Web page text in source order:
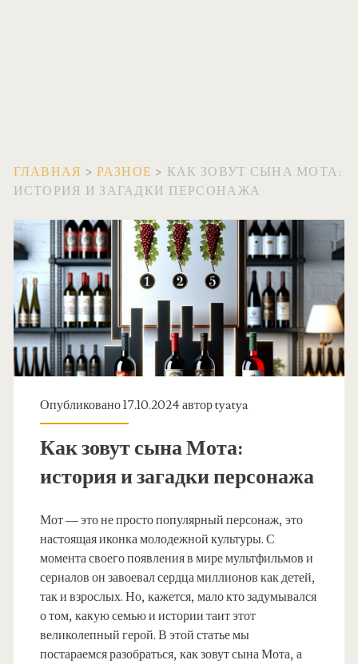
ГЛАВНАЯ >РАЗНОЕ > КАК ЗОВУТ СЫНА МОТА:
ИСТОРИЯ И ЗАГАДКИ ПЕРСОНАЖА
Опубликовано 17.10.2024 авторtyatya
Как зовут сына Мота:
история и загадки персонажа
Мот — это не просто популярный персонаж, это
настоящая иконка молодежной культуры. С
момента своего появления в мире мультфильмов и
сериалов он завоевал сердца миллионов как детей,
так и взрослых. Но, кажется, мало кто задумывался
о том, какую семью и истории таит этот
великолепный герой. В этой статье мы
постараемся разобраться, как зовут сына Мота, а